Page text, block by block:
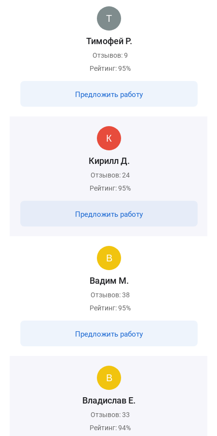
Тимофей Р.
Отзывов: 9
Рейтинг: 95%
Предложить работу
Кирилл Д.
Отзывов: 24
Рейтинг: 95%
Предложить работу
Вадим М.
Отзывов: 38
Рейтинг: 95%
Предложить работу
Владислав Е.
Отзывов: 33
Рейтинг: 94%